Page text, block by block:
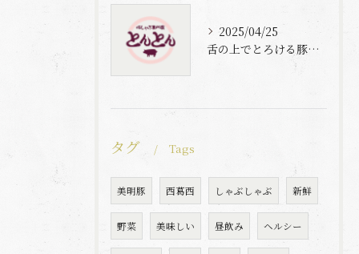
2025/04/25
舌の上でとろける豚肉と自家製梅出汁の魅力
タグ Tags
美明豚 西葛西 しゃぶしゃぶ 新鮮
野菜 美味しい 昼飲み ヘルシー